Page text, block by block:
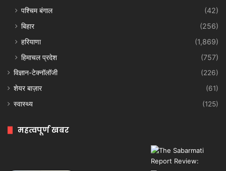
पश्चिम बंगाल
(42)
बिहार
(256)
हरियाणा
(1,869)
हिमाचल प्रदेश
(757)
विज्ञान-टेक्नॉलॉजी
(226)
शेयर बाज़ार
(61)
स्वास्थ्य
(125)
महत्वपूर्ण खबर